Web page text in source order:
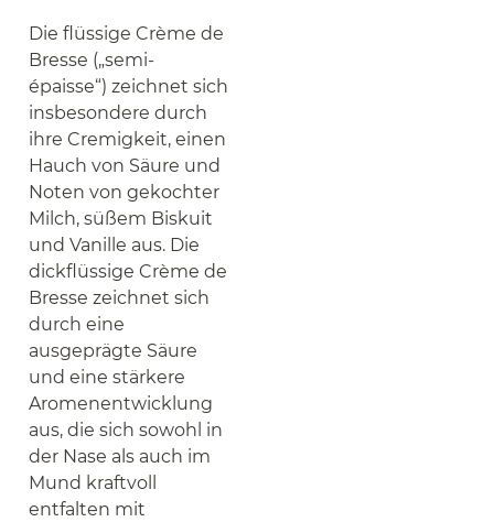
Die flüssige Crème de
Bresse („semi-
épaisse“) zeichnet sich
insbesondere durch
ihre Cremigkeit, einen
Hauch von Säure und
Noten von gekochter
Milch, süßem Biskuit
und Vanille aus. Die
dickflüssige Crème de
Bresse zeichnet sich
durch eine
ausgeprägte Säure
und eine stärkere
Aromenentwicklung
aus, die sich sowohl in
der Nase als auch im
Mund kraftvoll
entfalten mit